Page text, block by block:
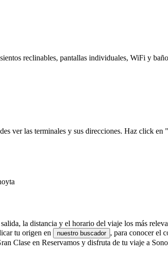
reclinables, pantallas individuales, WiFi y
ver las terminales y sus direcciones. Haz click
la distancia y el horario del viaje los más
tu origen en
nuestro buscador , para conocer el
Clase en Reservamos y disfruta de tu viaje a